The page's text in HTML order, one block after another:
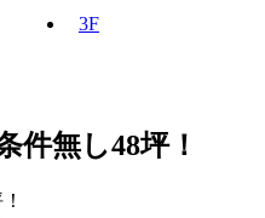
3F
件無し48坪！